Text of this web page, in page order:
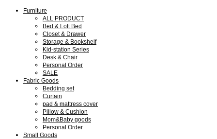
Furniture
ALL PRODUCT
Bed & Loft Bed
Closet & Drawer
Storage & Bookshelf
Kid-station Series
Desk & Chair
Personal Order
SALE
Fabric Goods
Bedding set
Curtain
pad & mattress cover
Pillow & Cushion
Mom&Baby goods
Personal Order
Small Goods